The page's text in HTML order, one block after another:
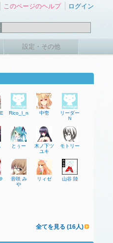
このページのヘルプ ログイン
設定・その他
Rico_l_niel 中壱
リーダー
Ｎ
とぅー
木ノ下ツ
ユキ
モトリー
音咲 み
や
リィゼ 山谷 陸
全てを見る (16人)